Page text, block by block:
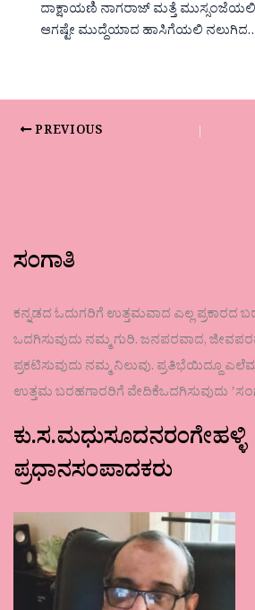
ದಾಕ್ಷಾಯಣಿ ನಾಗರಾಜ್ ಮತ್ತೆ ಮುಸ್ಸಂಜೆಯಲಿ
ಆಗಷ್ಟೇ ಮುದ್ದೆಯಾದ ಹಾಸಿಗೆಯಲಿ
PREVIOUS
ಸಂಗಾತಿ
ಕನ್ನಡದ ಓದುಗರಿಗೆ ಉತ್ತಮವಾದ ಎಲ್ಲ ಪ್ರಕಾರದ
ಒದಗಿಸುವುದು ನಮ್ಮ ಗುರಿ. ಜನಪರವಾದ,
ಪ್ರಕಟಿಸುವುದು ನಮ್ಮ ನಿಲುವು. ಪ್ರತಿಭೆಯಿದ್ದೂ
ಉತ್ತಮ ಬರಹಗಾರರಿಗೆ ವೇದಿಕೆಒದಗಿಸುವುದು
ಕು.ಸ.ಮಧುಸೂದನರಂಗೇಹಳ್ಳಿ
ಪ್ರಧಾನಸಂಪಾದಕರು